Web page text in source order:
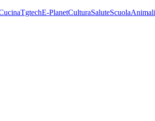
TgtechE-PlanetCulturaSaluteScuolaAnimali